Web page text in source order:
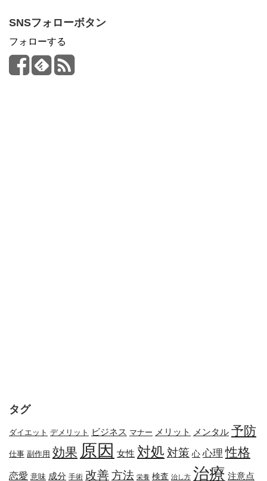
SNSフォローボタン
フォローする
タグ
ダイエット デメリット ビジネス マナー メリット メンタル 予防
仕事 副作用 効果 原因 女性 対処 対策 心 心理 性格
恋愛 意味 成分 手術 改善方法 栄養 検査 治し方 治療 注意点